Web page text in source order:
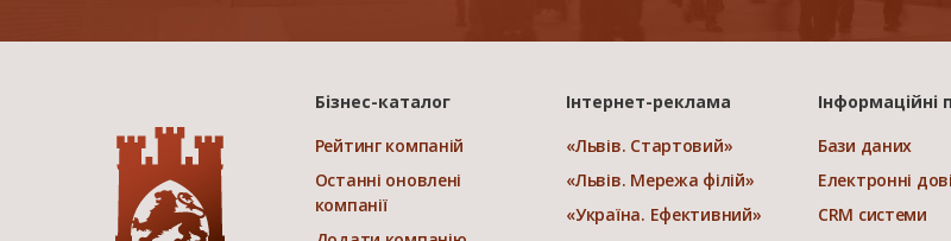
Бізнес-каталог
Рейтинг компаній
Останні оновлені
компанії
Інтернет-реклама
«Львів. Стартовий»
«Львів. Мережа філій»
«Україна. Ефективний»
Інформаційні
Бази даних
Електронні
CRM системи